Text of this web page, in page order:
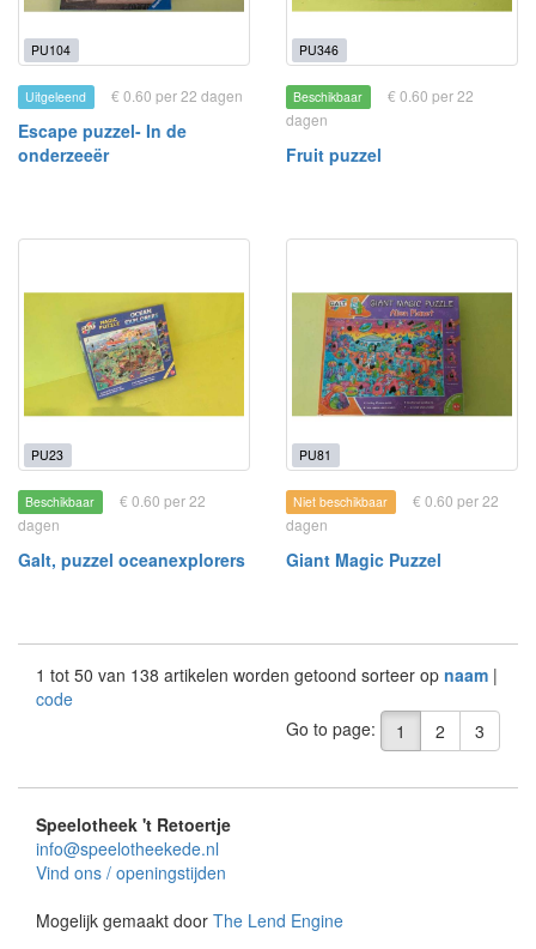
PU104
Uitgeleend € 0.60 per 22 dagen
Escape puzzel- In de
onderzeeër
PU346
Beschikbaar
€ 0.60 per 22
dagen
Fruit puzzel
PU23
Beschikbaar
€ 0.60 per 22
dagen
Galt, puzzel oceanexplorers
PU81
Niet beschikbaar
€ 0.60 per 22
dagen
Giant Magic Puzzel
1 tot 50 van 138 artikelen worden getoond sorteer op naam |
code
Go to page:
1 2 3
Speelotheek 't Retoertje
info@speelotheekede.nl
Vind ons / openingstijden
Mogelijk gemaakt door The Lend Engine